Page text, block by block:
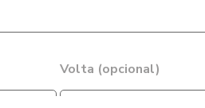
Volta (opcional)